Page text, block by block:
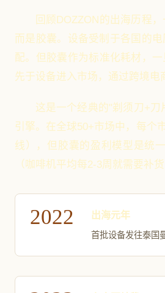
回顾DOZZON的出海历程
而是胶囊。设备受制于各国的
配。但胶囊作为标准化耗材，
先于设备进入市场，通过跨境电
这是一个经典的"剃须刀+
引擎。在全球50+市场中，每个
线），但胶囊的盈利模型是统
（咖啡机平均每2-3周就需要补
2022 出海元年
首批设备发往泰国